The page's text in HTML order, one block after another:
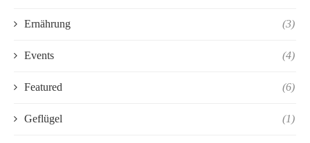
Ernährung (3)
Events (4)
Featured (6)
Geflügel (1)